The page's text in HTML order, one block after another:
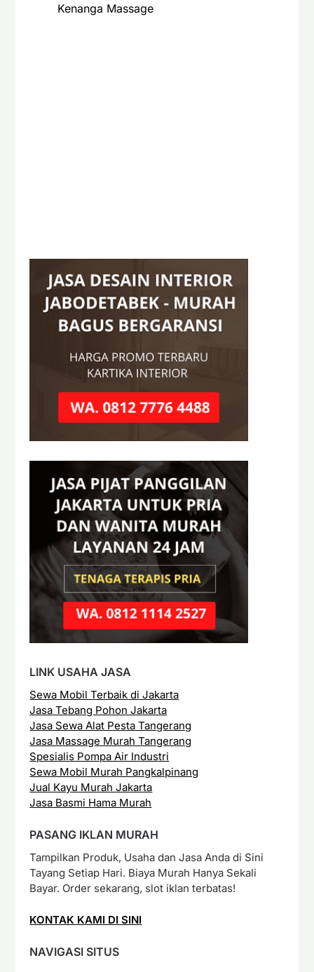
Kenanga Massage
LINK USAHA JASA
Sewa Mobil Terbaik di Jakarta
Jasa Tebang Pohon Jakarta
Jasa Sewa Alat Pesta Tangerang
Jasa Massage Murah Tangerang
Spesialis Pompa Air Industri
Sewa Mobil Murah Pangkalpinang
Jual Kayu Murah Jakarta
Jasa Basmi Hama Murah
PASANG IKLAN MURAH
Tampilkan Produk, Usaha dan Jasa Anda di Sini
Tayang Setiap Hari. Biaya Murah Hanya Sekali
Bayar. Order sekarang, slot iklan terbatas!
KONTAK KAMI DI SINI
NAVIGASI SITUS